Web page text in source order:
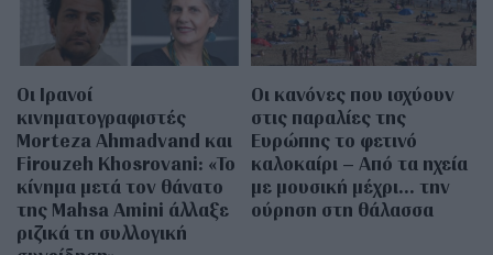
Οι Ιρανοί
κινηματογραφιστές
Morteza Ahmadvand και
Firouzeh Khosrovani: «Το
κίνημα μετά τον θάνατο
της Mahsa Amini άλλαξε
ριζικά τη συλλογική
Οι κανόνες που ισχύουν
στις παραλίες της
Ευρώπης το φετινό
καλοκαίρι – Από τα ηχεία
με μουσική μέχρι… την
ούρηση στη θάλασσα